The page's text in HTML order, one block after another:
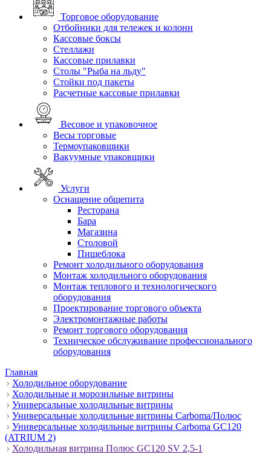
Торговое оборудование
Отбойники для тележек и колонн
Кассовые боксы
Стеллажи
Кассовые прилавки
Столы "Рыба на льду"
Стойки под пакеты
Расчетные кассовые прилавки
Весовое и упаковочное
Весы торговые
Термоупаковщики
Вакуумные упаковщики
Услуги
Оснащение общепита
Ресторана
Бара
Магазина
Столовой
Пищеблока
Ремонт холодильного оборудования
Монтаж холодильного оборудования
Монтаж теплового и технологического
оборудования
Проектирование торгового объекта
Электромонтажные работы
Ремонт торгового оборудования
Техническое обслуживание профессионального
оборудования
Главная
Холодильное оборудование
Холодильные и морозильные витрины
Универсальные холодильные витрины
Универсальные холодильные витрины Carboma/Полюс
Универсальные холодильные витрины Carboma GC120
(ATRIUM 2)
Холодильная витрина Полюс GC120 SV 2,5-1